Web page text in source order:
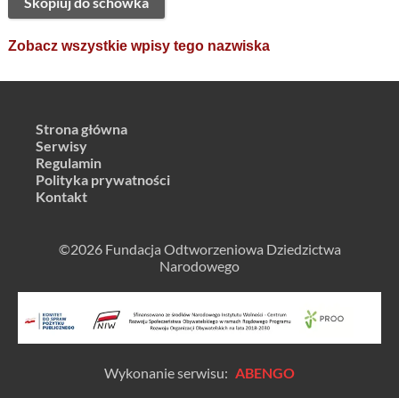
Zobacz wszystkie wpisy tego nazwiska
Strona główna
Serwisy
Regulamin
Polityka prywatności
Kontakt
©2026 Fundacja Odtworzeniowa Dziedzictwa
Narodowego
Wykonanie serwisu: ABENGO